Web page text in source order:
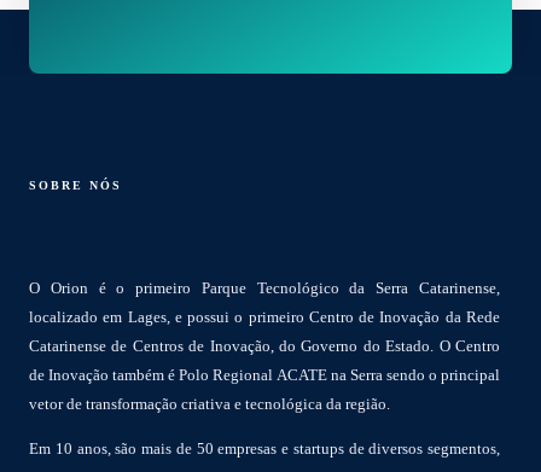
SOBRE NÓS
O Orion é o primeiro Parque Tecnológico da Serra Catarinense,
localizado em Lages, e possui o primeiro Centro de Inovação da Rede
Catarinense de Centros de Inovação, do Governo do Estado. O Centro
de Inovação também é Polo Regional ACATE na Serra sendo o principal
vetor de transformação criativa e tecnológica da região.
Em 10 anos, são mais de 50 empresas e startups de diversos segmentos,